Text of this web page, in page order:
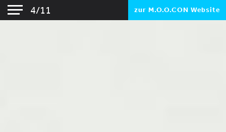
4/11 zur M.O.O.CON Website